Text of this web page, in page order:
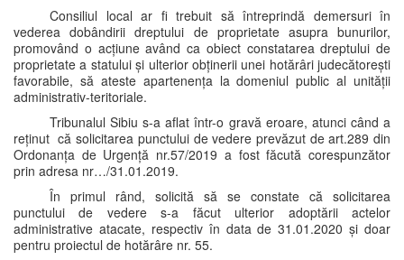
Consiliul local ar fi trebuit să întreprindă demersuri în
vederea dobândirii dreptului de proprietate asupra bunurilor,
promovând o acțiune având ca obiect constatarea dreptului de
proprietate a statului și ulterior obținerii unei hotărâri judecătorești
favorabile, să ateste apartenența la domeniul public al unității
administrativ-teritoriale.
Tribunalul Sibiu s-a aflat într-o gravă eroare, atunci când a
reținut că solicitarea punctului de vedere prevăzut de art.289 din
Ordonanța de Urgență nr.57/2019 a fost făcută corespunzător
prin adresa nr…/31.01.2019.
În primul rând, solicită să se constate că solicitarea
punctului de vedere s-a făcut ulterior adoptării actelor
administrative atacate, respectiv în data de 31.01.2020 și doar
pentru proiectul de hotărâre nr. 55.